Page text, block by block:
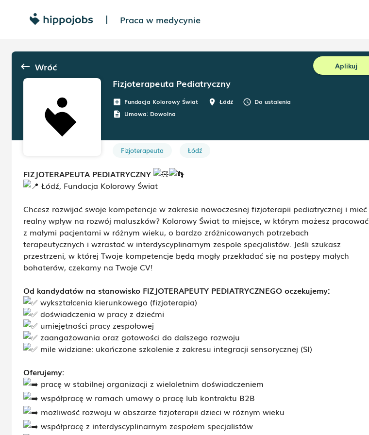
| Praca w medycynie
keyboard_backspace Wróć Aplikuj
Fizjoterapeuta Pediatryczny
add_box Fundacja Kolorowy Świat room Łódź schedule Do ustalenia
description Umowa: Dowolna
Fizjoterapeuta Łódź
FIZJOTERAPEUTA PEDIATRYCZNY
Łódź, Fundacja Kolorowy Świat
Chcesz rozwijać swoje kompetencje w zakresie nowoczesnej fizjoterapii pediatrycznej i mieć
realny wpływ na rozwój maluszków? Kolorowy Świat to miejsce, w którym możesz pracować
z małymi pacjentami w różnym wieku, o bardzo zróżnicowanych potrzebach
terapeutycznych i wzrastać w interdyscyplinarnym zespole specjalistów. Jeśli szukasz
przestrzeni, w której Twoje kompetencje będą mogły przekładać się na postępy małych
bohaterów, czekamy na Twoje CV!
Od kandydatów na stanowisko FIZJOTERAPEUTY PEDIATRYCZNEGO oczekujemy:
wykształcenia kierunkowego (fizjoterapia)
doświadczenia w pracy z dziećmi
umiejętności pracy zespołowej
zaangażowania oraz gotowości do dalszego rozwoju
mile widziane: ukończone szkolenie z zakresu integracji sensorycznej (SI)
Oferujemy:
pracę w stabilnej organizacji z wieloletnim doświadczeniem
współpracę w ramach umowy o pracę lub kontraktu B2B
możliwość rozwoju w obszarze fizjoterapii dzieci w różnym wieku
współpracę z interdyscyplinarnym zespołem specjalistów